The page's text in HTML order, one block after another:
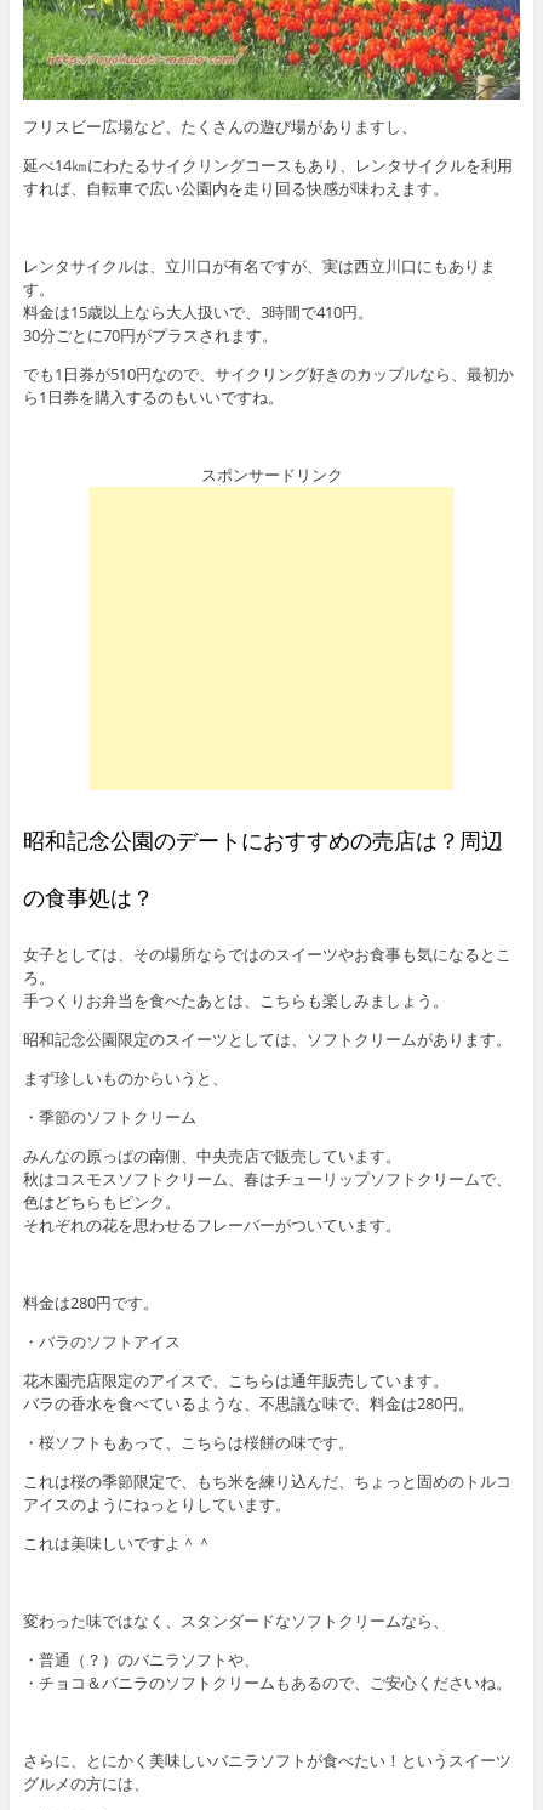
フリスビー広場など、たくさんの遊び場がありますし、
延べ14㎞にわたるサイクリングコースもあり、レンタサイクルを利用
すれば、自転車で広い公園内を走り回る快感が味わえます。
レンタサイクルは、立川口が有名ですが、実は西立川口にもありま
す。
料金は15歳以上なら大人扱いで、3時間で410円。
30分ごとに70円がプラスされます。
でも1日券が510円なので、サイクリング好きのカップルなら、最初か
ら1日券を購入するのもいいですね。
スポンサードリンク
昭和記念公園のデートにおすすめの売店は？周辺
の食事処は？
女子としては、その場所ならではのスイーツやお食事も気になるとこ
ろ。
手つくりお弁当を食べたあとは、こちらも楽しみましょう。
昭和記念公園限定のスイーツとしては、ソフトクリームがあります。
まず珍しいものからいうと、
・季節のソフトクリーム
みんなの原っぱの南側、中央売店で販売しています。
秋はコスモスソフトクリーム、春はチューリップソフトクリームで、
色はどちらもピンク。
それぞれの花を思わせるフレーバーがついています。
料金は280円です。
・バラのソフトアイス
花木園売店限定のアイスで、こちらは通年販売しています。
バラの香水を食べているような、不思議な味で、料金は280円。
・桜ソフトもあって、こちらは桜餅の味です。
これは桜の季節限定で、もち米を練り込んだ、ちょっと固めのトルコ
アイスのようにねっとりしています。
これは美味しいですよ＾＾
変わった味ではなく、スタンダードなソフトクリームなら、
・普通（？）のバニラソフトや、
・チョコ＆バニラのソフトクリームもあるので、ご安心くださいね。
さらに、とにかく美味しいバニラソフトが食べたい！というスイーツ
グルメの方には、